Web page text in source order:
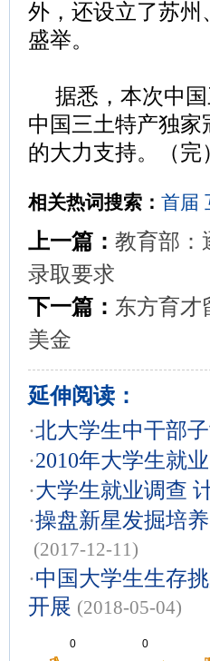
外，还设立了苏
盛举。
据悉，本次中国
中国三土特产独
的大力支持。（完
相关热词搜索： 首届
上一篇： 教育部：
录取要求
下一篇： 东方育才
美金
延伸阅读：
·北大学生中干部
·2010年大学生就
·大学生就业调查
·操盘新星发掘培
(2017-12-11)
·中国大学生生存
开展 (2018-05-04)
0 0